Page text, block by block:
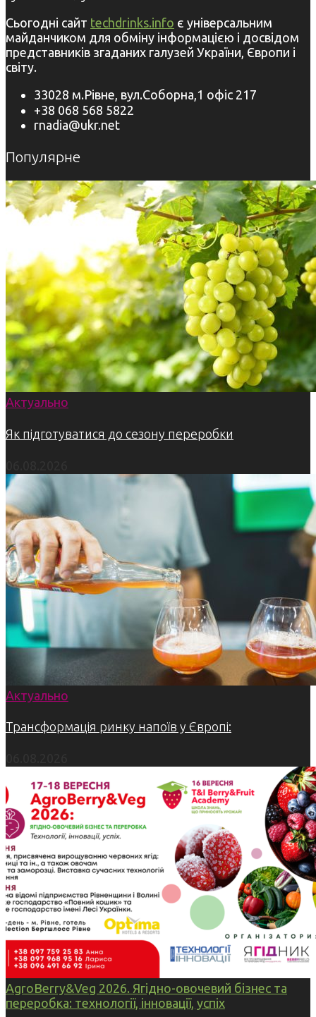
Сьогодні сайт techdrinks.info є універсальним
майданчиком для обміну інформацією і досвідом
представників згаданих галузей України, Європи і
світу.
33028 м.Рівне, вул.Соборна,1 офіс 217
+38 068 568 5822
rnadia@ukr.net
Популярне
Актуально
Як підготуватися до сезону переробки
Актуально
Трансформація ринку напоїв у Європі:
AgroBerry&Veg 2026. Ягідно-овочевий бізнес та
переробка: технології, інновації, успіх